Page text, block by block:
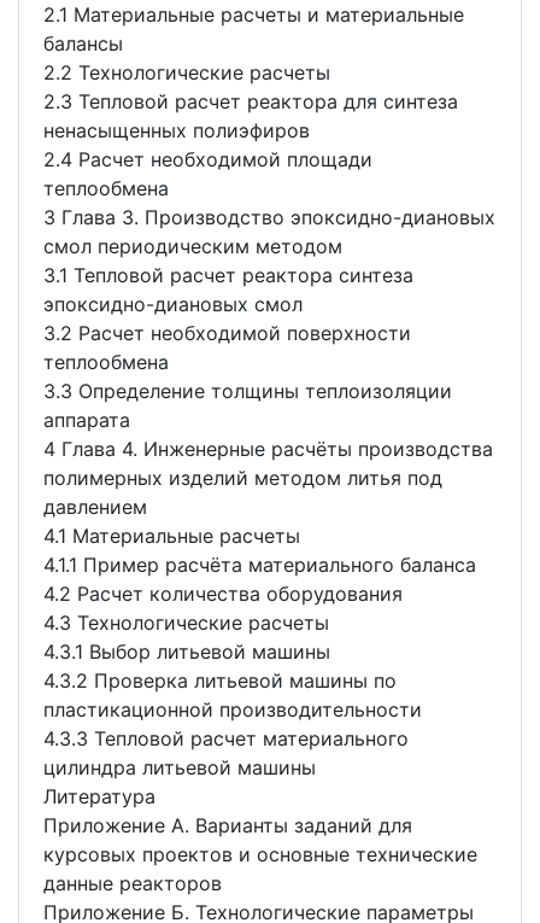
2.1 Материальные расчеты и материальные
балансы
2.2 Технологические расчеты
2.3 Тепловой расчет реактора для синтеза
ненасыщенных полиэфиров
2.4 Расчет необходимой площади
теплообмена
3 Глава 3. Производство эпоксидно-диановых
смол периодическим методом
3.1 Тепловой расчет реактора синтеза
эпоксидно-диановых смол
3.2 Расчет необходимой поверхности
теплообмена
3.3 Определение толщины теплоизоляции
аппарата
4 Глава 4. Инженерные расчёты производства
полимерных изделий методом литья под
давлением
4.1 Материальные расчеты
4.1.1 Пример расчёта материального баланса
4.2 Расчет количества оборудования
4.3 Технологические расчеты
4.3.1 Выбор литьевой машины
4.3.2 Проверка литьевой машины по
пластикационной производительности
4.3.3 Тепловой расчет материального
цилиндра литьевой машины
Литература
Приложение А. Варианты заданий для
курсовых проектов и основные технические
данные реакторов
Приложение Б. Технологические параметры